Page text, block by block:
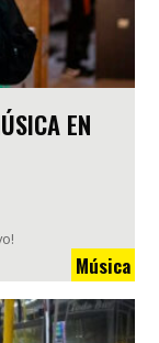
EN
Música